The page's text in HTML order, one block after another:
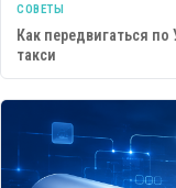
СОВЕТЫ
Как передвигаться по
такси